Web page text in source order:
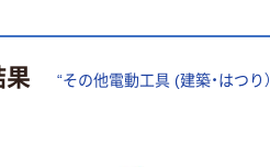
“その他電動工具 (建築・はつり）